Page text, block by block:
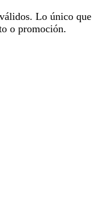
Lo único que
o promoción.